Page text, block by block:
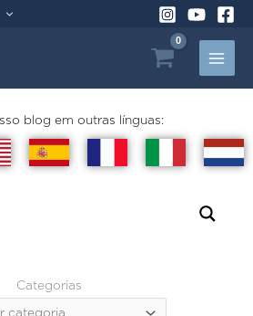
blog em outras línguas:
Categorias